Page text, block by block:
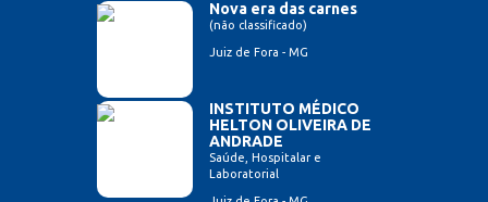
Nova era das carnes
(não classificado)
Juiz de Fora - MG
INSTITUTO MÉDICO
HELTON OLIVEIRA DE
ANDRADE
Saúde, Hospitalar e
Laboratorial